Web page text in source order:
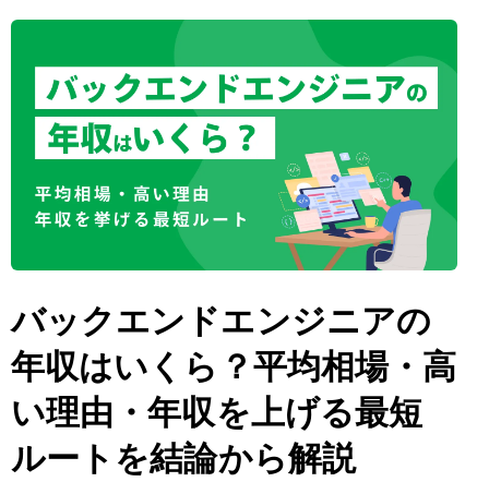
バックエンドエンジニアの
年収はいくら？平均相場・高
い理由・年収を上げる最短
ルートを結論から解説